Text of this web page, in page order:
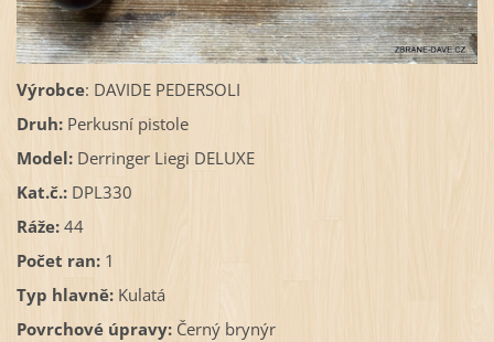
Výrobce: DAVIDE PEDERSOLI
Druh: Perkusní pistole
Model: Derringer Liegi DELUXE
Kat.č.: DPL330
Ráže:44
Počet ran:1
Typ hlavně:Kulatá
Povrchové úpravy:Černý brynýr